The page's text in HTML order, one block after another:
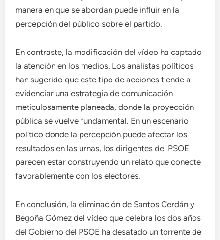
manera en que se abordan puede influir en la
percepción del público sobre el partido.
En contraste, la modificación del vídeo ha captado
la atención en los medios. Los analistas políticos
han sugerido que este tipo de acciones tiende a
evidenciar una estrategia de comunicación
meticulosamente planeada, donde la proyección
pública se vuelve fundamental. En un escenario
político donde la percepción puede afectar los
resultados en las urnas, los dirigentes del PSOE
parecen estar construyendo un relato que conecte
favorablemente con los electores.
En conclusión, la eliminación de Santos Cerdán y
Begoña Gómez del vídeo que celebra los dos años
del Gobierno del PSOE ha desatado un torrente de